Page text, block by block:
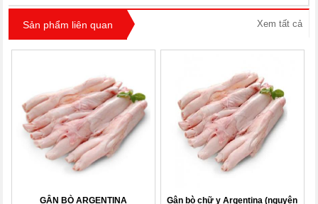
Sản phẩm liên quan Xem tất cả
GÂN BÒ ARGENTINA Gân bò chữ y Argentina (nguyên